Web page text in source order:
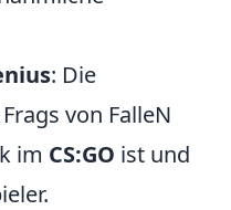
: Die
von FalleN
im CS:GO ist und